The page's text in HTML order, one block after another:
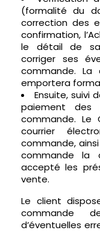
(formalité du
correction des
confirmation,
le détail de
corriger ses
commande. La
emportera
Ensuite, suivi
paiement des
commande. Le
courrier
commande,
commande la
accepté les
vente.
Le client
commande
d’éventuelles